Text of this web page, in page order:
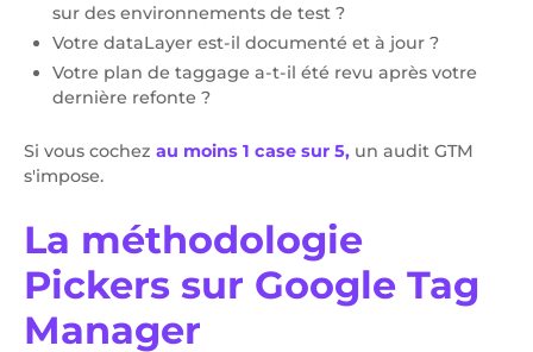
sur des environnements de test ?
Votre dataLayer est-il documenté et à jour ?
Votre plan de taggage a-t-il été revu après votre
dernière refonte ?
Si vous cochez au moins 1 case sur 5, un audit GTM
s'impose.
La méthodologie
Pickers sur Google Tag
Manager